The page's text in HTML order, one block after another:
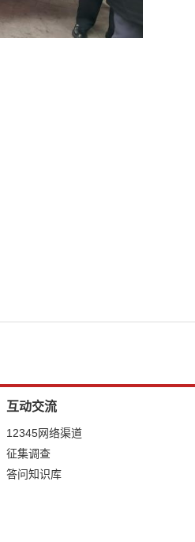
互动交流
12345网络渠道
征集调查
答问知识库